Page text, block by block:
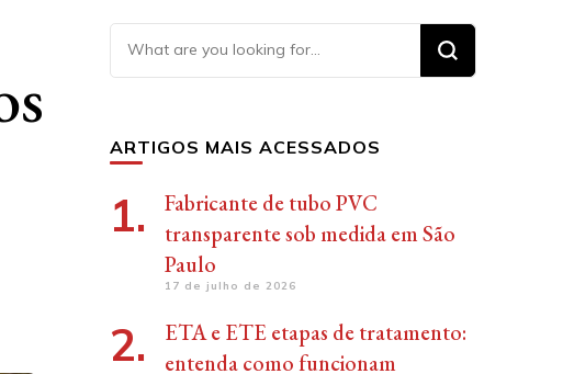
Looking
for
ARTIGOS MAIS ACESSADOS
Fabricante de tubo PVC
transparente sob medida em São
Paulo
17 de julho de 2026
ETA e ETE etapas de tratamento:
entenda como funcionam